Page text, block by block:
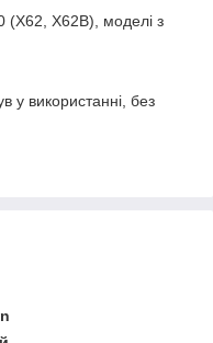
(X62, X62B), моделі з
у використанні, без